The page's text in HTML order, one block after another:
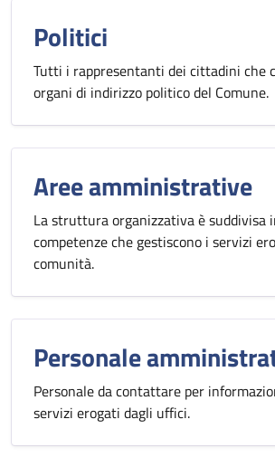
Politici
Tutti i rappresentanti dei cittadini che
organi di indirizzo politico del Comune.
Aree amministrative
La struttura organizzativa è suddivisa
competenze che gestiscono i servizi
comunità.
Personale
Personale da contattare per
servizi erogati dagli uffici.